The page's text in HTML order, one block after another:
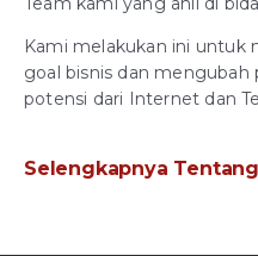
Kami melakukan ini
goal bisnis dan mengubah
potensi dari Internet dan
Selengkapnya